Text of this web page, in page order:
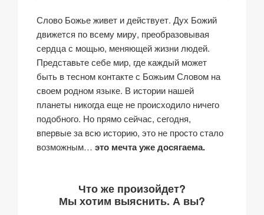
Слово Божье живет и действует. Дух Божий
движется по всему миру, преобразовывая
сердца с мощью, меняющей жизни людей.
Представьте себе мир, где каждый может
быть в тесном контакте с Божьим Словом на
своем родном языке. В истории нашей
планеты никогда еще не происходило ничего
подобного. Но прямо сейчас, сегодня,
впервые за всю историю, это не просто стало
возможным… это мечта уже досягаема.
Что же произойдет?
Мы хотим выяснить. А вы?